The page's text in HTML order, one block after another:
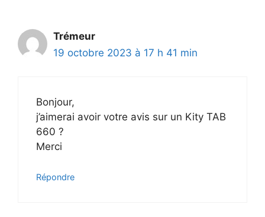
Trémeur
19 octobre 2023 à 17 h 41 min
Bonjour,
j’aimerai avoir votre avis sur un Kity TAB
660 ?
Merci
Répondre